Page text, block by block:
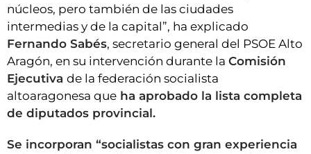
núcleos, pero también de las ciudades
intermedias y de la capital”, ha explicado
Fernando Sabés, secretario general del PSOE Alto
Aragón, en su intervención durante la Comisión
Ejecutiva de la federación socialista
altoaragonesa que ha aprobado la lista completa
de diputados provincial.
Se incorporan “socialistas con gran experiencia